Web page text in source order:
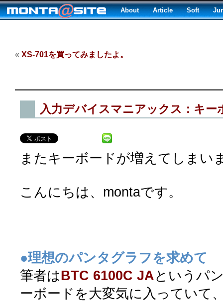
About Article Soft
« XS-701を買ってみましたよ。
入力デバイスマニアックス：キー
またキーボードが増えてしまい
こんにちは、montaです。
●理想のパンタグラフを求めて
筆者はBTC 6100C JAというパ
ーボードを大変気に入っていて